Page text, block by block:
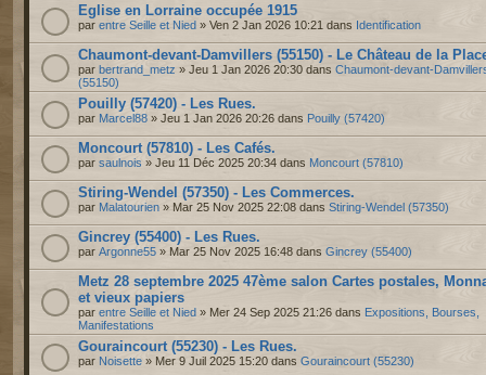
Eglise en Lorraine occupée 1915
par entre Seille et Nied » Ven 2 Jan 2026 10:21 dans Identification
Chaumont-devant-Damvillers (55150) - Le Château de la
par bertrand_metz » Jeu 1 Jan 2026 20:30 dans Chaumont-devant-
(55150)
Pouilly (57420) - Les Rues.
par Marcel88 » Jeu 1 Jan 2026 20:26 dans Pouilly (57420)
Moncourt (57810) - Les Cafés.
par saulnois » Jeu 11 Déc 2025 20:34 dans Moncourt (57810)
Stiring-Wendel (57350) - Les Commerces.
par Malatourien » Mar 25 Nov 2025 22:08 dans Stiring-Wendel (57350)
Gincrey (55400) - Les Rues.
par Argonne55 » Mar 25 Nov 2025 16:48 dans Gincrey (55400)
Metz 28 septembre 2025 47ème salon Cartes postales,
et vieux papiers
par entre Seille et Nied » Mer 24 Sep 2025 21:26 dans Expositions, Bourses,
Manifestations
Gouraincourt (55230) - Les Rues.
par Noisette » Mer 9 Juil 2025 15:20 dans Gouraincourt (55230)